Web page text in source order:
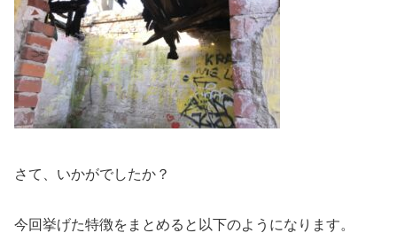
さて、いかがでしたか？
今回挙げた特徴をまとめると以下のようになります。